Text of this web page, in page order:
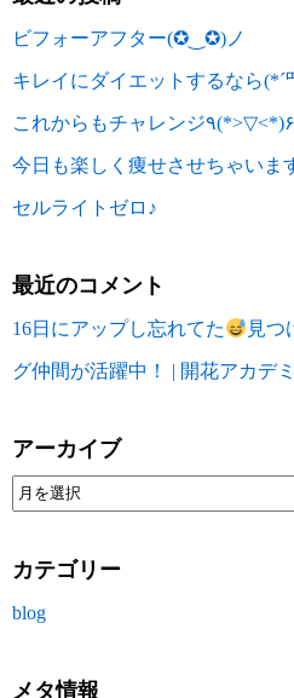
ビフォーアフター(✪‿✪)ノ
キレイにダイエットするなら(*´
これからもチャレンジ٩(*>▽<*)۶
今日も楽しく痩せさせちゃいま
セルライトゼロ♪
最近のコメント
16日にアップし忘れてた 見つ
グ仲間が活躍中！ | 開花アカデ
アーカイブ
カテゴリー
blog
メタ情報